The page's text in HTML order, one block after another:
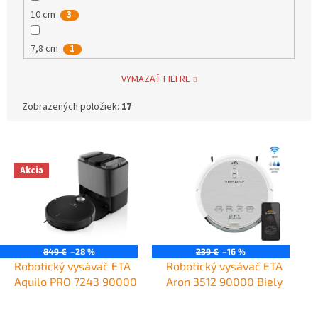
10 cm 3
7,8 cm 1
39,5 cm 1
VYMAZAŤ FILTRE
Zobrazených položiek: 17
o
Akcia
849 € –28 %
Robotický vysávač ETA
Aquilo PRO 7243 90000
239 € –16 %
Robotický vysávač ETA
Aron 3512 90000 Biely